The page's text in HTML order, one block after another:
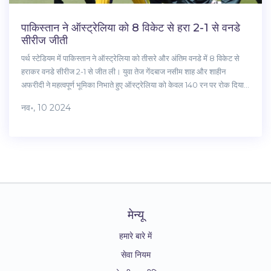
पाकिस्तान ने ऑस्ट्रेलिया को 8 विकेट से हरा 2-1 से वनडे
सीरीज जीती
पर्थ स्टेडियम में पाकिस्तान ने ऑस्ट्रेलिया को तीसरे और अंतिम वनडे में 8 विकेट से
हराकर वनडे सीरीज 2-1 से जीत ली। युवा तेज गेंदबाज नसीम शाह और शाहीन
अफरीदी ने महत्वपूर्ण भूमिका निभाते हुए ऑस्ट्रेलिया को केवल 140 रन पर रोक दिया।
लक्ष्य से वंचित किया। पाकिस्तान ने लक्ष्य को आसानी से हासिल कर सीरीज पर कब्जा
नव॰, 10 2024
मेन्यू
हमारे बारे में
सेवा नियम